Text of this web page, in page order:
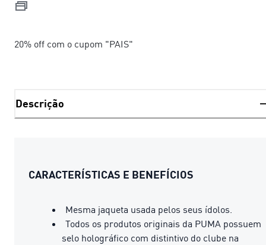
20% off com o cupom "PAIS"
Descrição
CARACTERÍSTICAS E BENEFÍCIOS
Mesma jaqueta usada pelos seus ídolos.
Todos os produtos originais da PUMA possuem
selo holográfico com distintivo do clube na